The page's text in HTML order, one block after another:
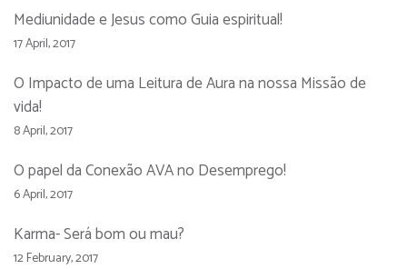
Mediunidade e Jesus como Guia espiritual!
17 April, 2017
O Impacto de uma Leitura de Aura na nossa Missão de
vida!
8 April, 2017
O papel da Conexão AVA no Desemprego!
6 April, 2017
Karma- Será bom ou mau?
12 February, 2017